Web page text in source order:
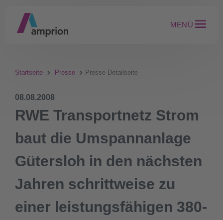
MENÜ
Startseite Presse Presse Detailseite
08.08.2008
RWE Transportnetz Strom
baut die Umspannanlage
Gütersloh in den nächsten
Jahren schrittweise zu
einer leistungsfähigen 380-